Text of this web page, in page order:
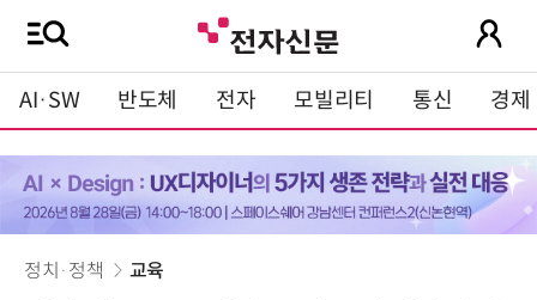
AI·SW 반도체 전자 모빌리티 통신 경제
정치·정책 교육